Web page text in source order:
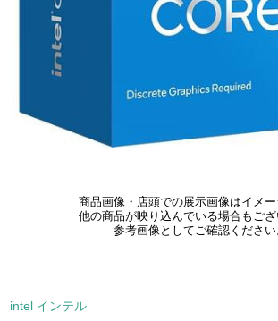
商品画像・店頭での展示画像はイメー
他の商品が映り込んでいる場合もござ
参考画像としてご確認ください
intel インテル